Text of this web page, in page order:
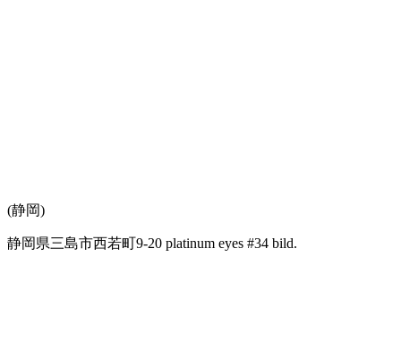
(静岡)
静岡県三島市西若町9-20 platinum eyes #34 bild.